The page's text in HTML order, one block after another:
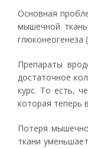
Основная
мышечной
глюконеогенеза
Препараты
достаточное
курс. То есть,
которая теперь
Потеря
ткани